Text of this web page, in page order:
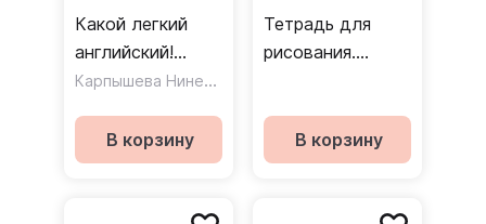
Какой легкий
английский!
Travelling
Карпышева Нинель Максимовна
В корзину
Тетрадь для
рисования.
В корзину